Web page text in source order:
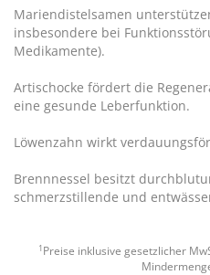
Mariendistelsamen
insbesondere bei
Medikamente).
Artischocke fördert die
eine gesunde Leberfunktion.
Löwenzahn wirkt
Brennnessel besitzt
schmerzstillende und
1 Preise inklusive gesetzlicher